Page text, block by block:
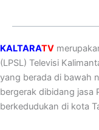
KALTARATV
(LPSL) Televisi
yang berada di bawah
bergerak dibidang jasa
berkedudukan di kota